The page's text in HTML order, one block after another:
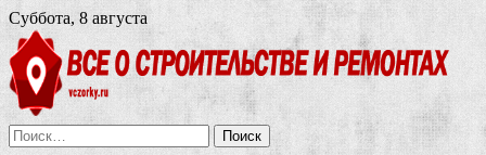
Суббота, 8 августа
Найти: